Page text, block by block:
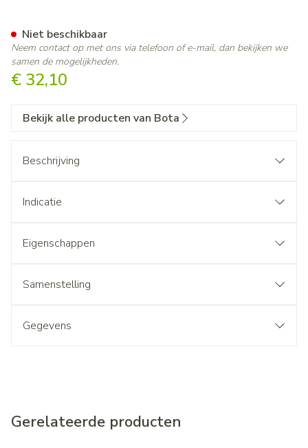
€ 32,10
Niet beschikbaar
Neem contact op met ons via telefoon of e-mail, dan bekijken we
samen de mogelijkheden.
Bekijk alle producten van Bota
Beschrijving
Indicatie
Eigenschappen
Samenstelling
Gegevens
Gerelateerde producten